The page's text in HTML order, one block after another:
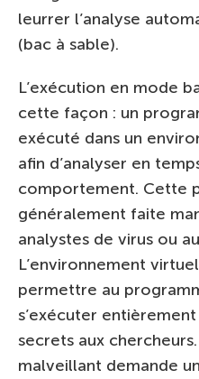
leurrer l’analyse
(bac à sable).
L’exécution en mode
cette façon : un
exécuté dans un
afin d’analyser en
comportement. Cette
généralement faite
analystes de virus ou
L’environnement
permettre au
s’exécuter
secrets aux
malveillant demande